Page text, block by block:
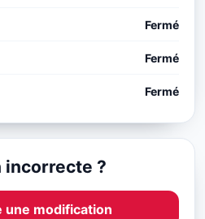
Fermé
Fermé
Fermé
incorrecte ?
une modification